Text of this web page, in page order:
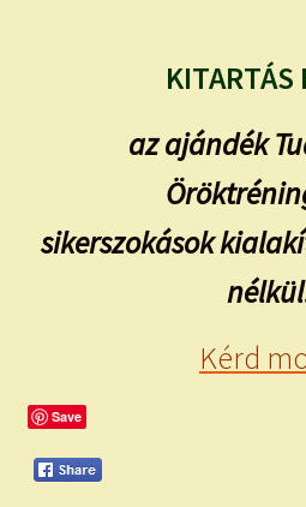
KITARTÁS
az ajándék
sikerszokások
Kérd
Save